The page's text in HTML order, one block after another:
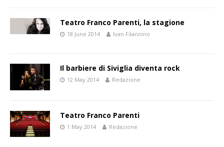
Teatro Franco Parenti, la stagione
18 June 2014 Ivan Filannino
Il barbiere di Siviglia diventa rock
12 May 2014 Redazione
Teatro Franco Parenti
1 May 2014 Redazione